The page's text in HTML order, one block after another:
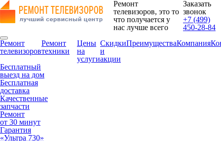
Ремонт
телевизоров, это то
что получается у
нас лучше всего
Заказать
звонок
+7 (499)
450-28-84
Ремонт
телевизоров
Ремонт
техники
Цены
на
услуги
Скидки
и
акции
ПреимуществаКомпания
Бесплатный
выезд на дом
Бесплатная
доставка
Качественные
запчасти
Ремонт
от 30 минут
Гарантия
«Ультра 730»